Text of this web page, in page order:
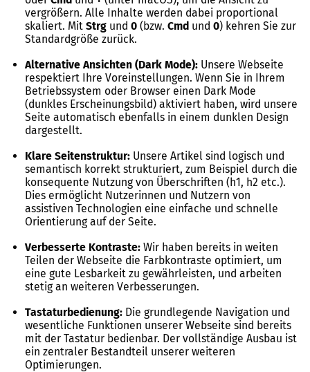
vergrößern. Alle Inhalte werden dabei proportional
skaliert. Mit Strg und 0 (bzw. Cmd und 0) kehren Sie zur
Standardgröße zurück.
Alternative Ansichten (Dark Mode): Unsere Webseite
respektiert Ihre Voreinstellungen. Wenn Sie in Ihrem
Betriebssystem oder Browser einen Dark Mode
(dunkles Erscheinungsbild) aktiviert haben, wird unsere
Seite automatisch ebenfalls in einem dunklen Design
dargestellt.
Klare Seitenstruktur: Unsere Artikel sind logisch und
semantisch korrekt strukturiert, zum Beispiel durch die
konsequente Nutzung von Überschriften (h1, h2 etc.).
Dies ermöglicht Nutzerinnen und Nutzern von
assistiven Technologien eine einfache und schnelle
Orientierung auf der Seite.
Verbesserte Kontraste: Wir haben bereits in weiten
Teilen der Webseite die Farbkontraste optimiert, um
eine gute Lesbarkeit zu gewährleisten, und arbeiten
stetig an weiteren Verbesserungen.
Tastaturbedienung: Die grundlegende Navigation und
wesentliche Funktionen unserer Webseite sind bereits
mit der Tastatur bedienbar. Der vollständige Ausbau ist
ein zentraler Bestandteil unserer weiteren
Optimierungen.